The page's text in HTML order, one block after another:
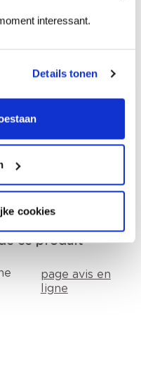
interessant.
Details tonen
cookies
ce produit
page avis en
ligne